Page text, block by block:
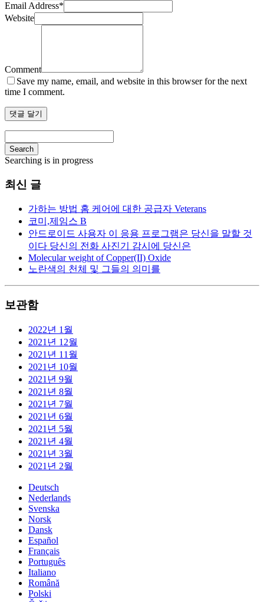
Email Address*
Website
Comment
Save my name, email, and website in this browser for the next
time I comment.
Search
Searching is in progress
최신 글
가하는 방법 홈 케어에 대한 공급자 Veterans
코미,제임스 B
안드로이드 사용자 이 응용 프로그램은 당신을 말할 것
이다 당신의 전화 사진기 감시에 당신은
Molecular weight of Copper(II) Oxide
노란색의 천체 및 그들의 의미를
보관함
2022년 1월
2021년 12월
2021년 11월
2021년 10월
2021년 9월
2021년 8월
2021년 7월
2021년 6월
2021년 5월
2021년 4월
2021년 3월
2021년 2월
Deutsch
Nederlands
Svenska
Norsk
Dansk
Español
Français
Português
Italiano
Română
Polski